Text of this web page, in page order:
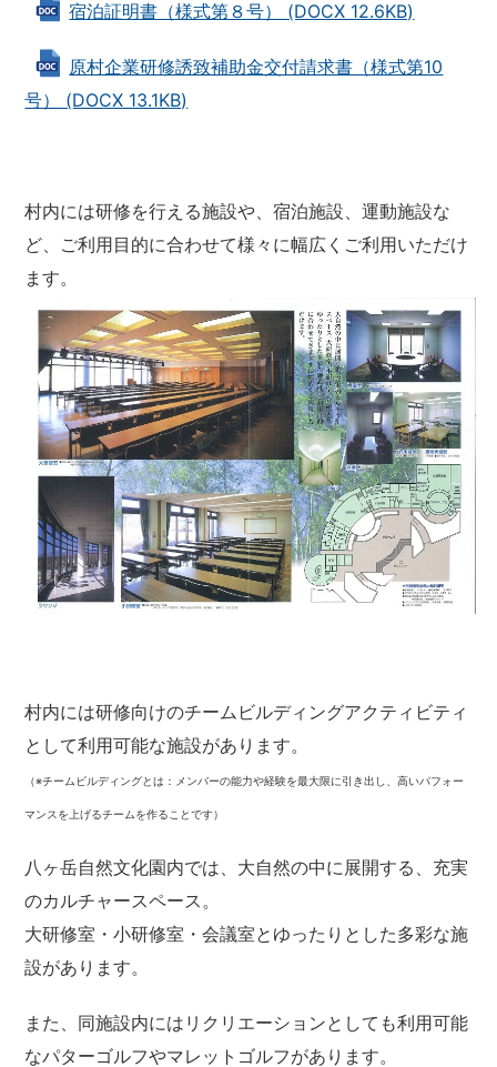
宿泊証明書（様式第８号） (DOCX 12.6KB)
原村企業研修誘致補助金交付請求書（様式第10
号） (DOCX 13.1KB)
村内には研修を行える施設や、宿泊施設、運動施設な
ど、ご利用目的に合わせて様々に幅広くご利用いただけ
ます。
村内には研修向けのチームビルディングアクティビティ
として利用可能な施設があります。
（※チームビルディングとは：メンバーの能力や経験を最大限に引き出し、高いパフォー
マンスを上げるチームを作ることです）
八ヶ岳自然文化園内では、大自然の中に展開する、充実
のカルチャースペース。
大研修室・小研修室・会議室とゆったりとした多彩な施
設があります。
また、同施設内にはリクリエーションとしても利用可能
なパターゴルフやマレットゴルフがあります。